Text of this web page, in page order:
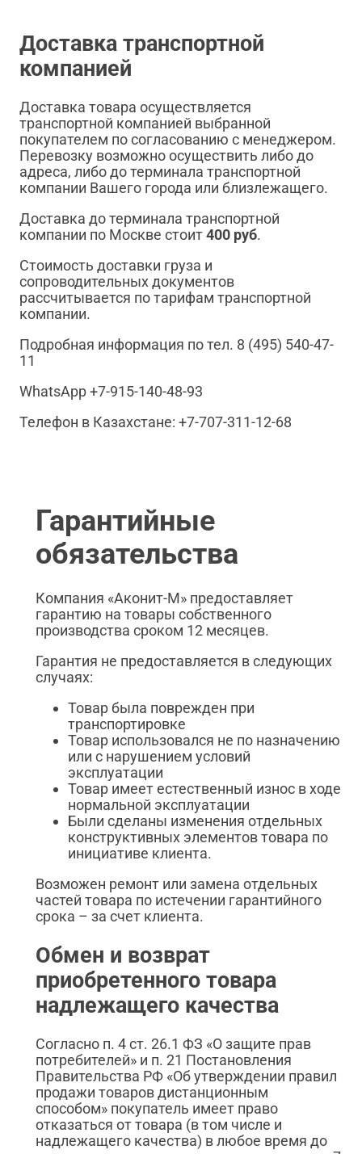
Доставка транспортной
компанией
Доставка товара осуществляется
транспортной компанией выбранной
покупателем по согласованию с менеджером.
Перевозку возможно осуществить либо до
адреса, либо до терминала транспортной
компании Вашего города или близлежащего.
Доставка до терминала транспортной
компании по Москве стоит400 руб.
Стоимость доставки груза и
сопроводительных документов
рассчитывается по тарифам транспортной
компании.
Подробная информация по тел. 8 (495) 540-47-
11
WhatsApp +7-915-140-48-93
Телефон в Казахстане: +7-707-311-12-68
Гарантийные
обязательства
Компания «Аконит-М» предоставляет
гарантию на товары собственного
производства сроком 12 месяцев.
Гарантия не предоставляется в следующих
случаях:
Товар была поврежден при
транспортировке
Товар использовался не по назначению
или с нарушением условий
эксплуатации
Товар имеет естественный износ в ходе
нормальной эксплуатации
Были сделаны изменения отдельных
конструктивных элементов товара по
инициативе клиента.
Возможен ремонт или замена отдельных
частей товара по истечении гарантийного
срока – за счет клиента.
Обмен и возврат
приобретенного товара
надлежащего качества
Согласно п. 4 ст. 26.1 ФЗ «О защите прав
потребителей» и п. 21 Постановления
Правительства РФ «Об утверждении правил
продажи товаров дистанционным
способом» покупатель имеет право
отказаться от товара (в том числе и
надлежащего качества) в любое время до